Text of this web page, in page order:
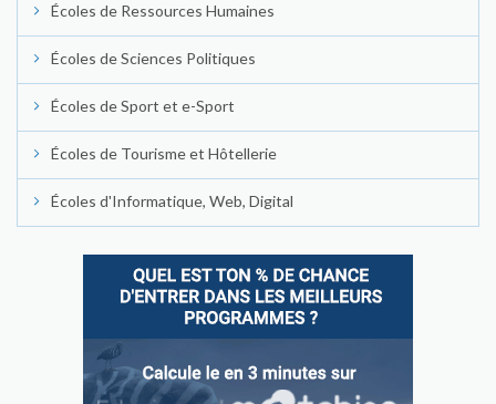
Écoles de Ressources Humaines
Écoles de Sciences Politiques
Écoles de Sport et e-Sport
Écoles de Tourisme et Hôtellerie
Écoles d'Informatique, Web, Digital